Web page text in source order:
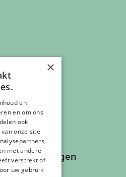
en aanbiedingen
×
en
en om ons
ook
onze site
met andere
verstrekt of
uw gebruik